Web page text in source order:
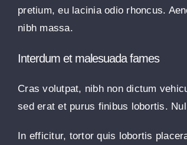
pretium, eu lacinia odio rhoncus.
nibh massa.
Interdum et malesuada fames
Cras volutpat, nibh non dictum
sed erat et purus finibus lobortis.
In efficitur, tortor quis lobortis